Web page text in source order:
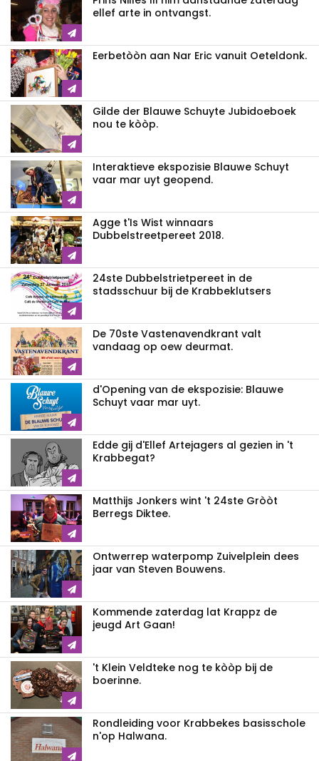
ellef arte in ontvangst.
Eerbetòòn aan Nar Eric vanuit Oeteldonk.
Gilde der Blauwe Schuyte Jubidoeboek
nou te kòòp.
Interaktieve ekspozisie Blauwe Schuyt
vaar mar uyt geopend.
Agge t'Is Wist winnaars
Dubbelstreetpereet 2018.
24ste Dubbelstrietpereet in de
stadsschuur bij de Krabbeklutsers
De 70ste Vastenavendkrant valt
vandaag op oew deurmat.
d'Opening van de ekspozisie: Blauwe
Schuyt vaar mar uyt.
Edde gij d'Ellef Artejagers al gezien in 't
Krabbegat?
Matthijs Jonkers wint 't 24ste Gròòt
Berregs Diktee.
Ontwerrep waterpomp Zuivelplein dees
jaar van Steven Bouwens.
Kommende zaterdag lat Krappz de
jeugd Art Gaan!
't Klein Veldteke nog te kòòp bij de
boerinne.
Rondleiding voor Krabbekes basisschole
n'op Halwana.